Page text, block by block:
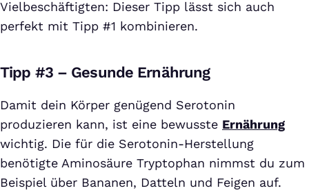
Vielbeschäftigten: Dieser Tipp lässt sich auch
perfekt mit Tipp #1 kombinieren.
Tipp #3 – Gesunde Ernährung
Damit dein Körper genügend Serotonin
produzieren kann, ist eine bewusste Ernährung
wichtig. Die für die Serotonin-Herstellung
benötigte Aminosäure Tryptophan nimmst du zum
Beispiel über Bananen, Datteln und Feigen auf.